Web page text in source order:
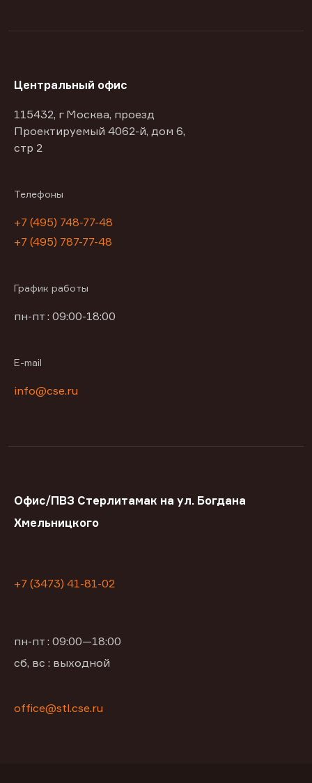
Центральный офис
115432, г Москва, проезд
Проектируемый 4062-й, дом 6,
стр 2
Телефоны
+7 (495) 748-77-48
+7 (495) 787-77-48
График работы
пн-пт : 09:00-18:00
E-mail
info@cse.ru
Офис/ПВЗ Стерлитамак на ул. Богдана
Хмельницкого
+7 (3473) 41-81-02
пн-пт : 09:00—18:00
сб, вс : выходной
office@stl.cse.ru